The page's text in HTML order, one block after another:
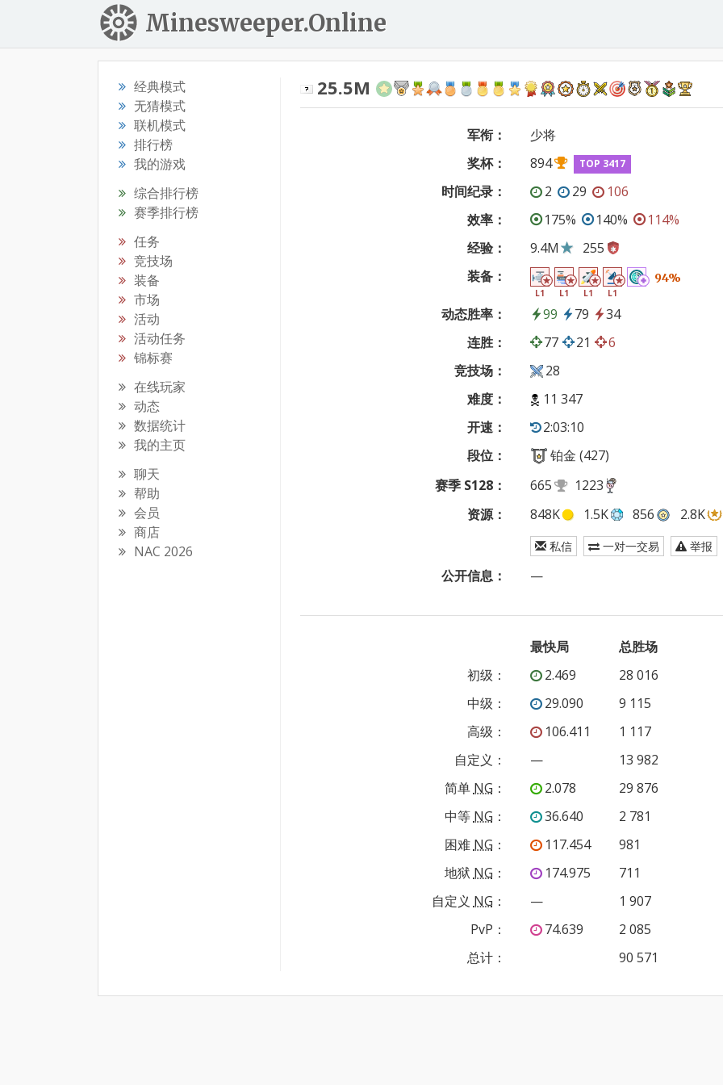
Minesweeper.Online
经典模式
无猜模式
联机模式
排行榜
我的游戏
综合排行榜
赛季排行榜
任务
竞技场
装备
市场
活动
活动任务
锦标赛
在线玩家
动态
数据统计
我的主页
聊天
帮助
会员
商店
NAC 2026
25.5M
军衔：
少将
奖杯：
894 TOP 3417
时间纪录： 2 29
106
效率：
175% 140%
114%
经验：
9.4M
255
装备：
L1 L1 L1 L1
94%
动态胜率： 99 79
34
连胜：
77 21
6
竞技场：
28
难度：
11 347
开速：
2:03:10
段位：
铂金 (427)
赛季 S128：
665
1223
资源：
848K 1.5K 856 2.8K
私信 一对一交易 举报
公开信息： —
最快局
总胜场
初级 ： 2.469
28 016
中级 ： 29.090
9 115
高级 ： 106.411
1 117
自定义 ： —
13 982
简单 NG ： 2.078
29 876
中等 NG ： 36.640
2 781
困难 NG ： 117.454
981
地狱 NG ： 174.975
711
自定义 NG ： —
1 907
PvP ： 74.639
2 085
总计：
90 571